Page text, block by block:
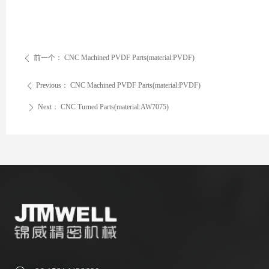
ꄴ 前一个： CNC Machined PVDF Parts(material:PVDF)
ꄴ Previous： CNC Machined PVDF Parts(material:PVDF)
ꄲ Next： CNC Turned Parts(material:AW7075)